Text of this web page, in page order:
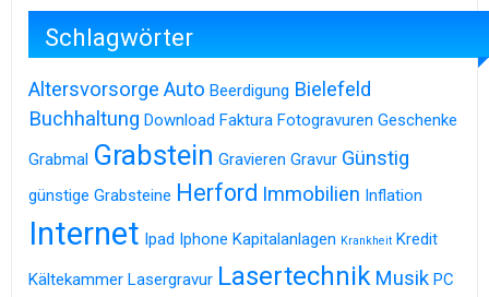
Schlagwörter
Altersvorsorge Auto Beerdigung Bielefeld
Buchhaltung Download Faktura Fotogravuren Geschenke
Grabmal Grabstein Gravieren Gravur Günstig
günstige Grabsteine Herford Immobilien Inflation
Internet Ipad Iphone Kapitalanlagen Krankheit Kredit
Kältekammer Lasergravur Lasertechnik Musik PC